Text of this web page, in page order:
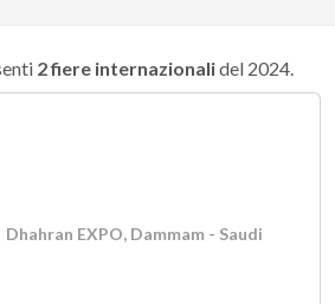
2 fiere internazionalidel 2024.
Dhahran EXPO, Dammam - Saudi